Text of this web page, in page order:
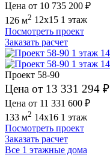
Цена от 10 735 200 ₽
126 м2 12x15 1 этаж
Посмотреть проект
Заказать расчет
Проект 58-90
Цена от 13 331 294 ₽
Цена от 11 331 600 ₽
133 м2 14x16 1 этаж
Посмотреть проект
Заказать расчет
Все 1 этажные дома